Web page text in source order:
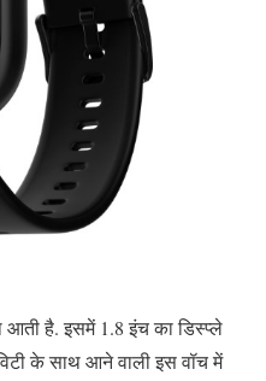
आती है. इसमें 1.8 इंच का डिस्प्ले
के साथ आने वाली इस वॉच में